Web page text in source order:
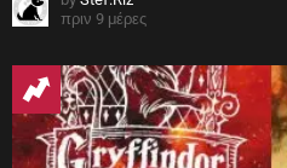
πριν 9 μέρες